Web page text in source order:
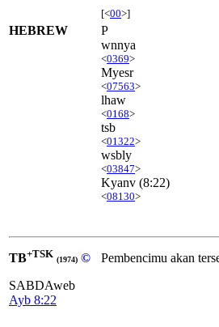
[<00>]
HEBREW
P
wnnya
<0369>
Myesr
<07563>
lhaw
<0168>
tsb
<01322>
wsbly
<03847>
Kyanv (8:22)
<08130>
TB+TSK (1974) ©
SABDAweb
Ayb 8:22
Pembencimu akan